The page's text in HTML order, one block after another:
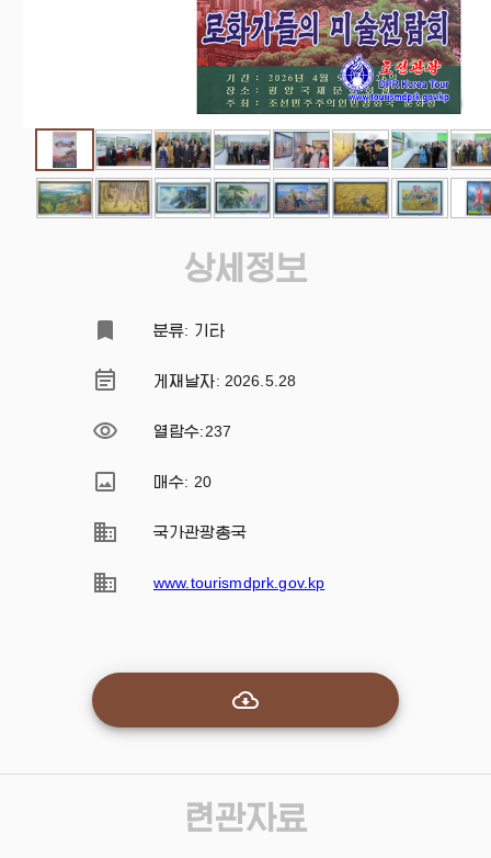
상세정보
분류: 기타
게재날자: 2026.5.28
열람수:237
매수: 20
국가관광총국
www.tourismdprk.gov.kp
련관자료